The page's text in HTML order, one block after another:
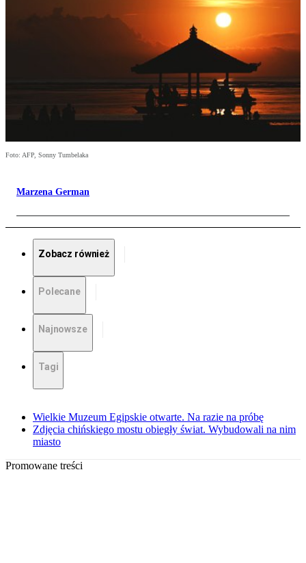
Foto: AFP, Sonny Tumbelaka
Marzena German
Zobacz również
Polecane
Najnowsze
Tagi
Wielkie Muzeum Egipskie otwarte. Na razie na próbę
Zdjęcia chińskiego mostu obiegły świat. Wybudowali na nim
miasto
Promowane treści